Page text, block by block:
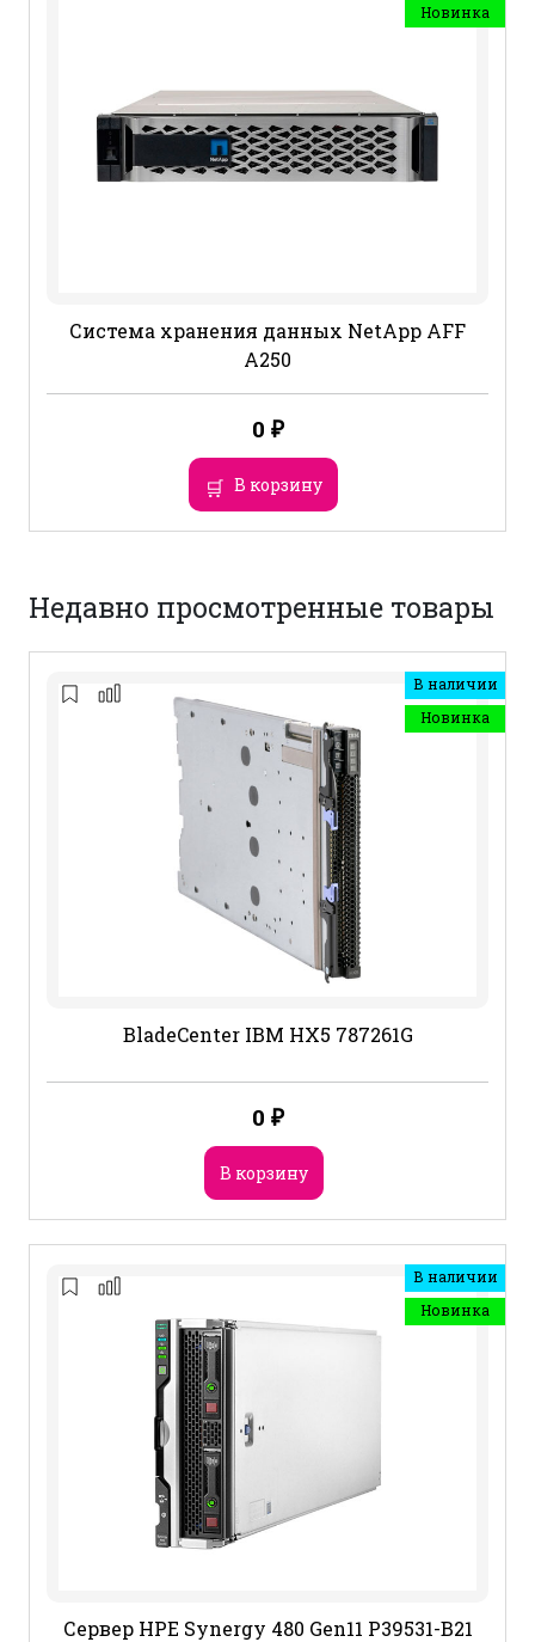
Новинка
Система хранения данных NetApp AFF
A250
0 ₽
В корзину
Недавно просмотренные товары
В наличии
Новинка
BladeCenter IBM HX5 787261G
0 ₽
В корзину
В наличии
Новинка
Сервер HPE Synergy 480 Gen11 P39531-B21